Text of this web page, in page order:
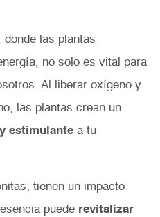
las plantas
no solo es vital para
Al liberar oxígeno y
las plantas crean un
estimulantea tu
tienen un impacto
puede revitalizar